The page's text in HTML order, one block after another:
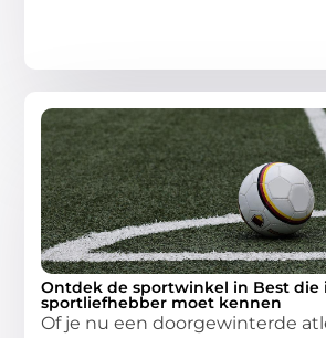
Ontdek de sportwinkel in Best die
sportliefhebber moet kennen
Of je nu een doorgewinterde